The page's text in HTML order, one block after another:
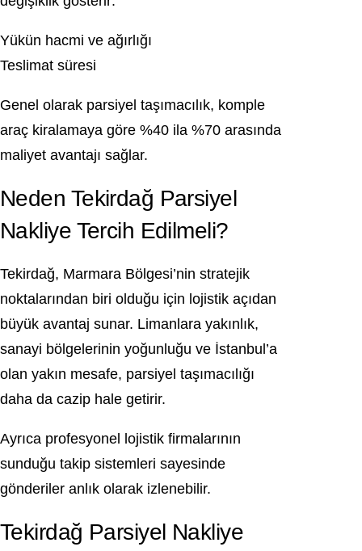
Yükün hacmi ve ağırlığı
Teslimat süresi
Genel olarak parsiyel taşımacılık, komple
araç kiralamaya göre %40 ila %70 arasında
maliyet avantajı sağlar.
Neden Tekirdağ Parsiyel
Nakliye Tercih Edilmeli?
Tekirdağ, Marmara Bölgesi’nin stratejik
noktalarından biri olduğu için lojistik açıdan
büyük avantaj sunar. Limanlara yakınlık,
sanayi bölgelerinin yoğunluğu ve İstanbul’a
olan yakın mesafe, parsiyel taşımacılığı
daha da cazip hale getirir.
Ayrıca profesyonel lojistik firmalarının
sunduğu takip sistemleri sayesinde
gönderiler anlık olarak izlenebilir.
Tekirdağ Parsiyel Nakliye